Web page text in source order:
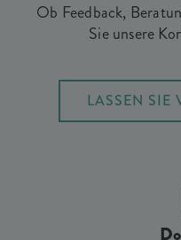
Ob Feedback,
Sie unsere
LASSEN SIE